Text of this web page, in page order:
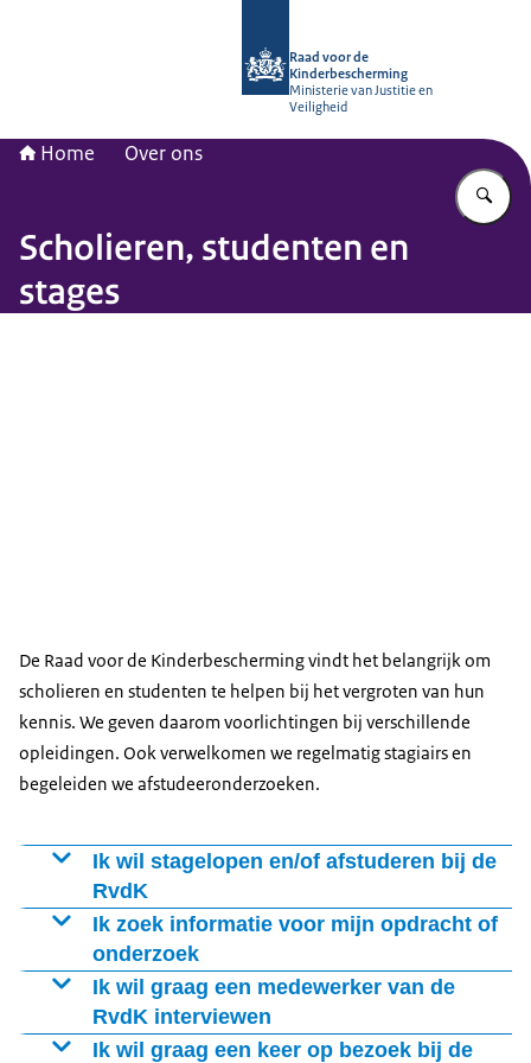
Raad voor de
Kinderbescherming
Ministerie van Justitie en
Veiligheid
Home Over ons
Scholieren, studenten en
stages
De Raad voor de Kinderbescherming vindt het belangrijk om
scholieren en studenten te helpen bij het vergroten van hun
kennis. We geven daarom voorlichtingen bij verschillende
opleidingen. Ook verwelkomen we regelmatig stagiairs en
begeleiden we afstudeeronderzoeken.
Ik wil stagelopen en/of afstuderen bij de
RvdK
Regelmatig hebben we stage- en afstudeerplaatsen
voor mbo-, hbo- en wo-studenten. Bij een van onze 18
locaties of bij de Landelijke Staforganisatie in Den
Haag. Onze stages vind je op
Ik zoek informatie voor mijn opdracht of
onderzoek
Zoek je informatie over de Raad voor de
Kinderbescherming voor je profielwerkstuk, een
opdracht of onderzoek? BijOver onsvind je alles over
Ik wil graag een medewerker van de
RvdK interviewen
Wil je een interview houden met een van onze
Ik wil graag een keer op bezoek bij de